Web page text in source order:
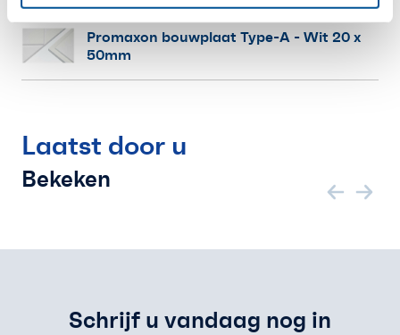
Promaxon bouwplaat Type-A - Wit 20 x
50mm
Laatst door u
Bekeken
Schrijf u vandaag nog in